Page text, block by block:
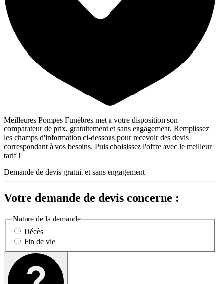
Meilleures Pompes Funèbres met à votre disposition son
comparateur de prix, gratuitement et sans engagement. Remplissez
les champs d'information ci-dessous pour recevoir des devis
correspondant à vos besoins. Puis choisissez l'offre avec le meilleur
tarif !
Demande de devis gratuit et sans engagement
Votre demande de devis concerne :
Nature de la demande
Décès
Fin de vie